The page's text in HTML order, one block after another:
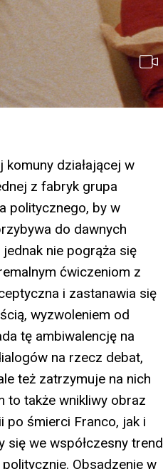
komuny działającej w
z fabryk grupa
politycznego, by w
do dawnych
nie pogrąża się
ćwiczeniom z
i zastanawia się
wyzwoleniem od
tę ambiwalencję na
na rzecz debat,
też zatrzymuje na nich
to także wnikliwy obraz
śmierci Franco, jak i
we współczesny trend
Obsadzenie w